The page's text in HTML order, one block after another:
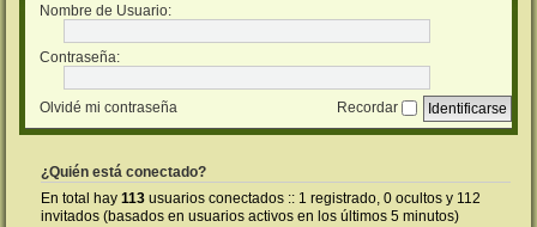
Nombre de Usuario:
Contraseña:
Olvidé mi contraseña Recordar
¿Quién está conectado?
En total hay 113 usuarios conectados :: 1 registrado, 0 ocultos y 112
invitados (basados en usuarios activos en los últimos 5 minutos)